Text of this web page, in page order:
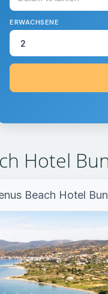
ERWACHSENE
Hotel
Beach Hotel